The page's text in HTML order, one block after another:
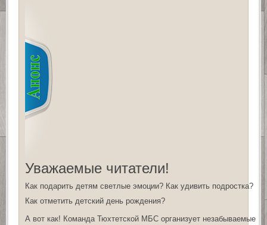
Уважаемые читатели!
Как подарить детям светлые эмоции? Как удивить подростка?
Как отметить детский день рождения?
А вот как! Команда Тюхтетской МБС организует незабываемые